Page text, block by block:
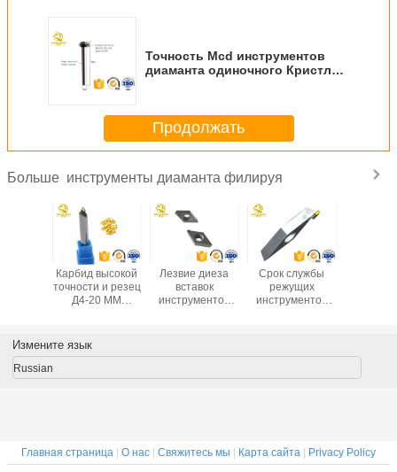
Точность Mcd инструментов
диаманта одиночного Кристл
Продолжать
Больше инструменты диаманта филируя
Карбид высокой
точности и резец
Д4-20 ММ
филируя
Лезвие диеза
вставок
инструментов
поворачивая
Срок службы
режущих
инструментов
поворачивая
Измените язык
Russian
Главная страница | О нас | Свяжитесь мы | Карта сайта | Privacy Policy